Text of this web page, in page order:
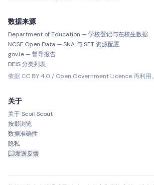
数据来源
Department of Education — 学校登记与在校生数据
NCSE Open Data — SNA 与 SET 资源配置
gov.ie — 督导报告
DEIS 分类列表
依据 CC BY 4.0 / Open Government Licence 再利用。
关于
关于 Scoil Scout
按郡浏览
数据准确性
隐私
发送反馈